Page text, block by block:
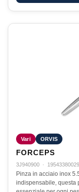
Vari ORVIS
FORCEPS
3J940900 ·
Pinza in acciaio inox
indispensabile, questa